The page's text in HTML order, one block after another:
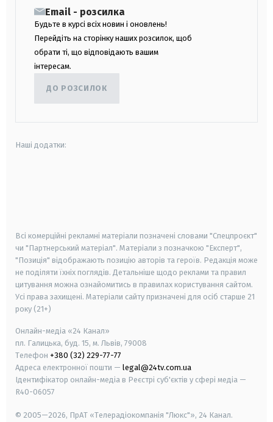
Email - розсилка
Будьте в курсі всіх новин і оновлень!
Перейдіть на сторінку наших розсилок, щоб
обрати ті, що відповідають вашим
інтересам.
ДО РОЗСИЛОК
Наші додатки:
Всі комерційні рекламні матеріали позначені словами "Спецпроєкт"
чи "Партнерський матеріал". Матеріали з позначкою "Експерт",
"Позиція" відображають позицію авторів та героїв. Редакція може
не поділяти їхніх поглядів. Детальніше щодо реклами та правил
цитування можна ознайомитись в правилах користування сайтом.
Усі права захищені. Матеріали сайту призначені для осіб старше 21
року (21+)
Онлайн-медіа «24 Канал»
пл. Галицька, буд. 15, м. Львів, 79008
Телефон +380 (32) 229-77-77
Адреса електронної пошти — legal@24tv.com.ua
Ідентифікатор онлайн-медіа в Реєстрі суб'єктів у сфері медіа —
R40-06057
© 2005—2026, ПрАТ «Телерадіокомпанія "Люкс"», 24 Канал.